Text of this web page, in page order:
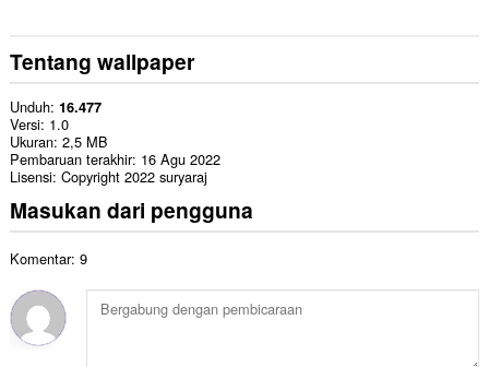
Tentang wallpaper
Unduh 16.477
Versi 1.0
Ukuran 2,5 MB
Pembaruan terakhir 16 Agu 2022
Lisensi Copyright 2022 suryaraj
Masukan dari pengguna
Komentar: 9